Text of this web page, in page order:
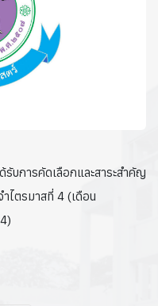
บการคัดเลือกและสาระสำคัญ
ไตรมาสที่ 4 (เดือน